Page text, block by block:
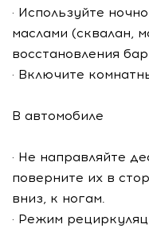
· Используйте
маслами (сквалан,
восстановления
· Включите
В автомобиле
· Не направляйте
поверните их в
вниз, к ногам.
· Режим